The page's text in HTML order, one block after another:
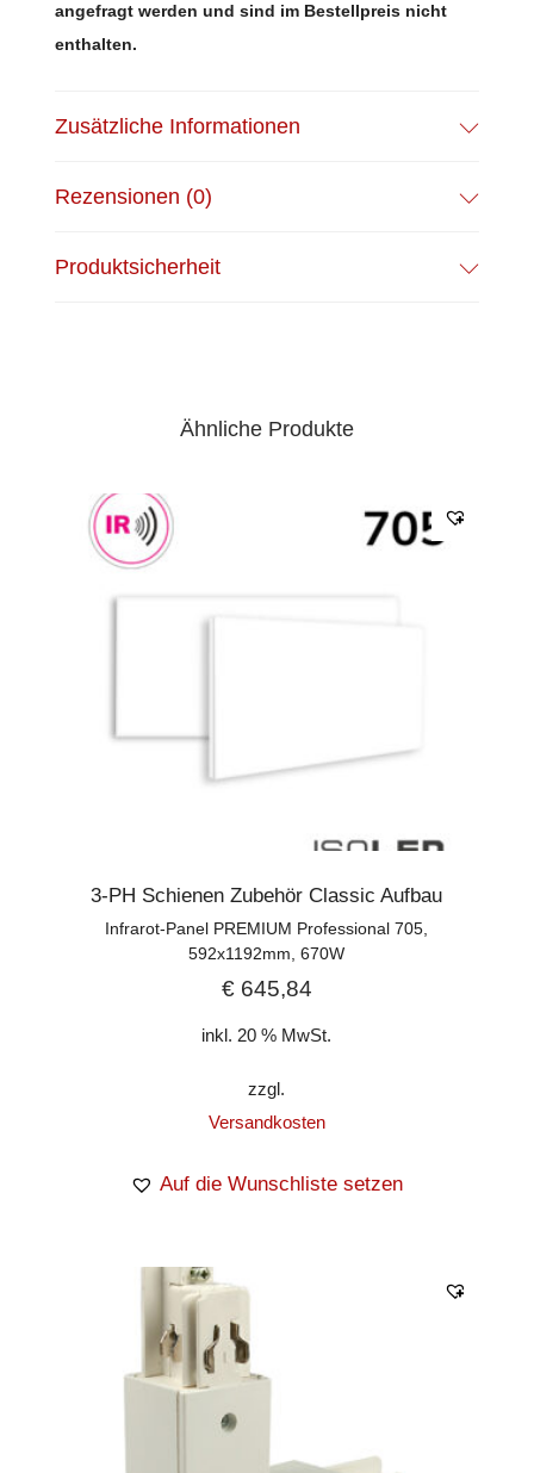
angefragt werden und sind im Bestellpreis nicht
enthalten.
Zusätzliche Informationen
Rezensionen (0)
Produktsicherheit
Ähnliche Produkte
3-PH Schienen Zubehör Classic Aufbau
Infrarot-Panel PREMIUM Professional 705,
592x1192mm, 670W
€645,84
inkl. 20 % MwSt.
zzgl.
Versandkosten
Auf die Wunschliste setzen